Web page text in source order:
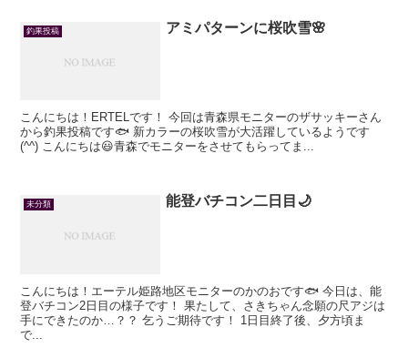
釣果投稿 アミパターンに桜吹雪🌸
こんにちは！ERTELです！ 今回は青森県モニターのザサッキーさん
から釣果投稿です🐟 新カラーの桜吹雪が大活躍しているようです
(^^) こんにちは😃青森でモニターをさせてもらってま...
未分類 能登バチコン二日目🌙
こんにちは！エーテル姫路地区モニターのかのおです🐟 今日は、能
登バチコン2日目の様子です！ 果たして、さきちゃん念願の尺アジは
手にできたのか…？？ 乞うご期待です！ 1日目終了後、夕方頃ま
で...